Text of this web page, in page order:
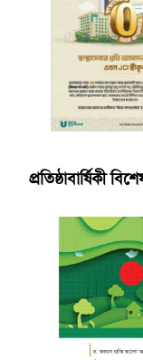
প্রতিষ্ঠাবার্ষিকী